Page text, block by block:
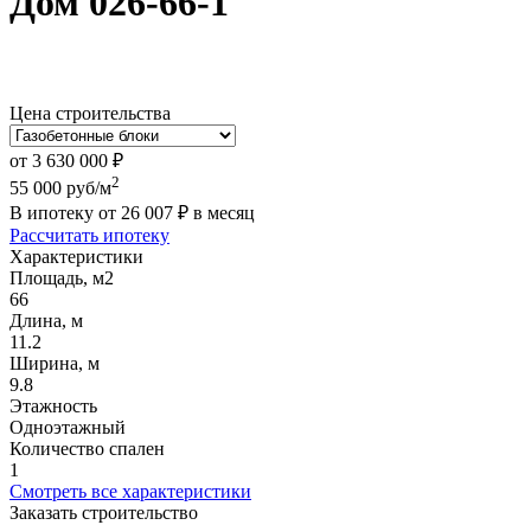
Цена строительства
от 3 630 000 ₽
55 000 руб/м2
В ипотеку от 26 007 ₽ в месяц
Рассчитать ипотеку
Характеристики
Площадь, м2
66
Длина, м
11.2
Ширина, м
9.8
Этажность
Одноэтажный
Количество спален
1
Смотреть все характеристики
Заказать строительство